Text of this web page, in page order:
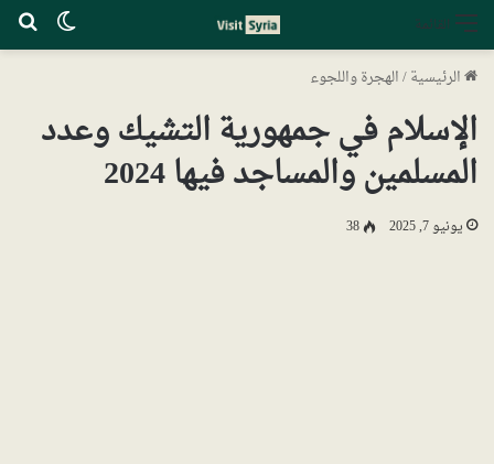
القائمة
الرئيسية/الهجرة واللجوء
الإسلام في جمهورية التشيك وعدد
المسلمين والمساجد فيها 2024
يونيو 7, 2025 38